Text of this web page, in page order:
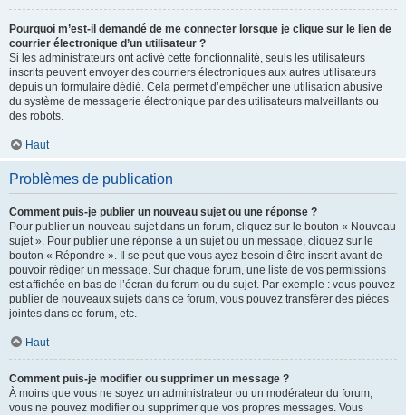
Pourquoi m’est-il demandé de me connecter lorsque je clique sur le lien de
courrier électronique d’un utilisateur ?
Si les administrateurs ont activé cette fonctionnalité, seuls les utilisateurs
inscrits peuvent envoyer des courriers électroniques aux autres utilisateurs
depuis un formulaire dédié. Cela permet d’empêcher une utilisation abusive
du système de messagerie électronique par des utilisateurs malveillants ou
des robots.
Haut
Problèmes de publication
Comment puis-je publier un nouveau sujet ou une réponse ?
Pour publier un nouveau sujet dans un forum, cliquez sur le bouton « Nouveau
sujet ». Pour publier une réponse à un sujet ou un message, cliquez sur le
bouton « Répondre ». Il se peut que vous ayez besoin d’être inscrit avant de
pouvoir rédiger un message. Sur chaque forum, une liste de vos permissions
est affichée en bas de l’écran du forum ou du sujet. Par exemple : vous pouvez
publier de nouveaux sujets dans ce forum, vous pouvez transférer des pièces
jointes dans ce forum, etc.
Haut
Comment puis-je modifier ou supprimer un message ?
À moins que vous ne soyez un administrateur ou un modérateur du forum,
vous ne pouvez modifier ou supprimer que vos propres messages. Vous